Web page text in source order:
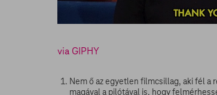
via GIPHY
Nem ő az egyetlen filmcsillag, aki fél a
magával a pilótával is, hogy